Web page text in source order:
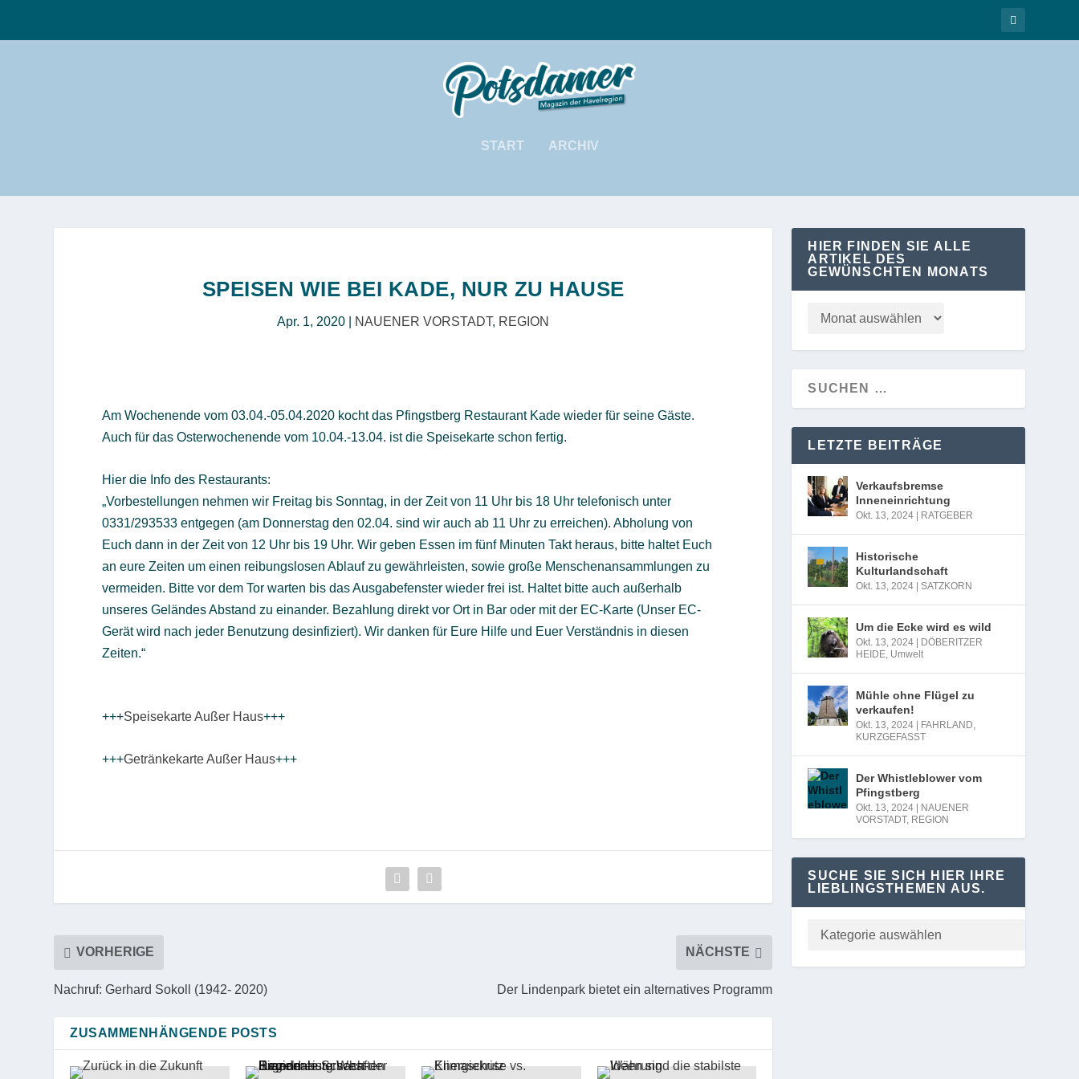
START ARCHIV
SPEISEN WIE BEI KADE, NUR ZU HAUSE
Apr. 1, 2020 NAUENER VORSTADT, REGION
Am Wochenende vom 03.04.-05.04.2020 kocht das Pfingstberg Restaurant Kade wieder für seine Gäste.
Auch für das Osterwochenende vom 10.04.-13.04. ist die Speisekarte schon fertig.
Hier die Info des Restaurants:
„Vorbestellungen nehmen wir Freitag bis Sonntag, in der Zeit von 11 Uhr bis 18 Uhr telefonisch unter
0331/293533 entgegen (am Donnerstag den 02.04. sind wir auch ab 11 Uhr zu erreichen). Abholung von
Euch dann in der Zeit von 12 Uhr bis 19 Uhr. Wir geben Essen im fünf Minuten Takt heraus, bitte haltet Euch
an eure Zeiten um einen reibungslosen Ablauf zu gewährleisten, sowie große Menschenansammlungen zu
vermeiden. Bitte vor dem Tor warten bis das Ausgabefenster wieder frei ist. Haltet bitte auch außerhalb
unseres Geländes Abstand zu einander. Bezahlung direkt vor Ort in Bar oder mit der EC-Karte (Unser EC-
Gerät wird nach jeder Benutzung desinfiziert). Wir danken für Eure Hilfe und Euer Verständnis in diesen
Zeiten.“
+++Speisekarte Außer Haus+++
+++Getränkekarte Außer Haus+++
VORHERIGE
Nachruf: Gerhard Sokoll (1942- 2020)
NÄCHSTE
Der Lindenpark bietet ein alternatives Programm
ZUSAMMENHÄNGENDE POSTS
HIER FINDEN SIE ALLE
ARTIKEL DES
GEWÜNSCHTEN MONATS
LETZTE BEITRÄGE
Verkaufsbremse
Inneneinrichtung
Okt. 13, 2024 RATGEBER
Historische
Kulturlandschaft
Okt. 13, 2024 |SATZKORN
Um die Ecke wird es wild
Okt. 13, 2024
DÖBERITZER
HEIDE, Umwelt
Mühle ohne Flügel zu
verkaufen!
Okt. 13, 2024 FAHRLAND,
KURZGEFASST
Der Whistleblower vom
Pfingstberg
Okt. 13, 2024
NAUENER
VORSTADT, REGION
SUCHE SIE SICH HIER IHRE
LIEBLINGSTHEMEN AUS.